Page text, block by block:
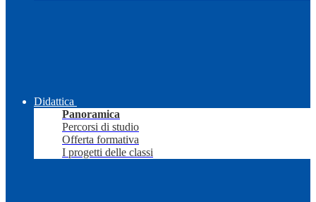
Didattica
Panoramica
Percorsi di studio
Offerta formativa
I progetti delle classi